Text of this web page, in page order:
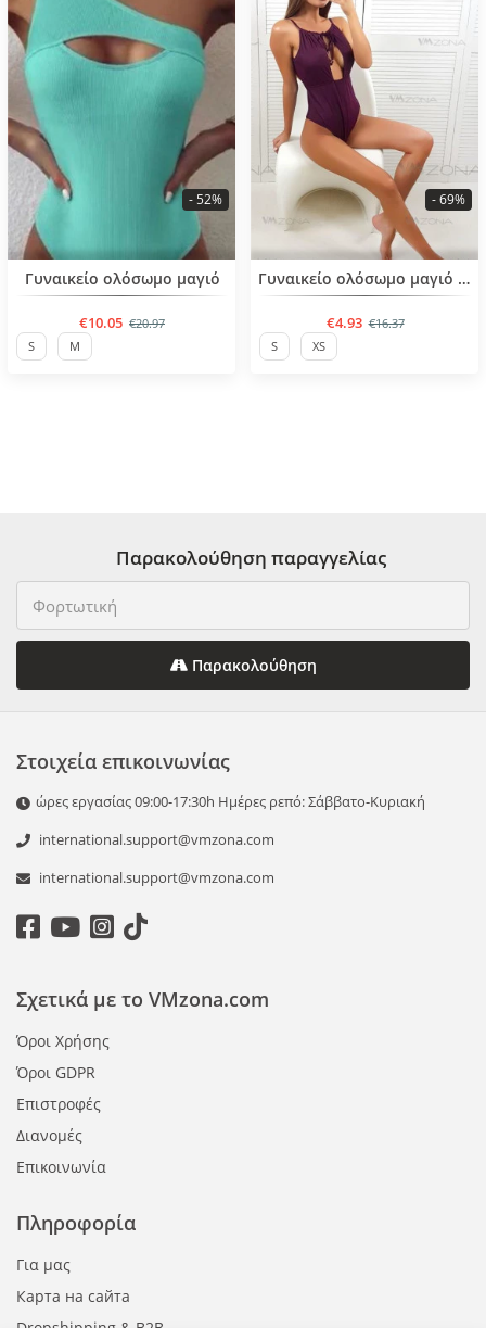
BESTSELLER
Γυναικείο ολόσωμο μαγιό
€10.05 €20.97
- 52%
S M
BESTSELLERΓυναικείο ολόσωμο μαγιό με κορδόνια
€4.93 €16.37
- 69%
S XS
Παρακολούθηση παραγγελίας
Παρακολούθηση
Στοιχεία επικοινωνίας
ώρες εργασίας 09:00-17:30h Ημέρες ρεπό: Σάββατο-Κυριακή
international.support@vmzona.com
international.support@vmzona.com
Πληροφορία
Για μας
Карта на сайта
Σχετικά με το VMzona.com
Όροι Χρήσης
Όροι GDPR
Επιστροφές
Διανομές
Επικοινωνία